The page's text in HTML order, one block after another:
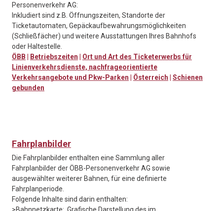
Personenverkehr AG:
Inkludiert sind z.B. Öffnungszeiten, Standorte der
Ticketautomaten, Gepäckaufbewahrungsmöglichkeiten
(Schließfächer) und weitere Ausstattungen Ihres Bahnhofs
oder Haltestelle.
ÖBB
Betriebszeiten
Ort und Art des Ticketerwerbs für
Linienverkehrsdienste, nachfrageorientierte
Verkehrsangebote und Pkw-Parken
Österreich
Schienen
gebunden
Fahrplanbilder
Die Fahrplanbilder enthalten eine Sammlung aller
Fahrplanbilder der ÖBB-Personenverkehr AG sowie
ausgewählter weiterer Bahnen, für eine definierte
Fahrplanperiode.
Folgende Inhalte sind darin enthalten: